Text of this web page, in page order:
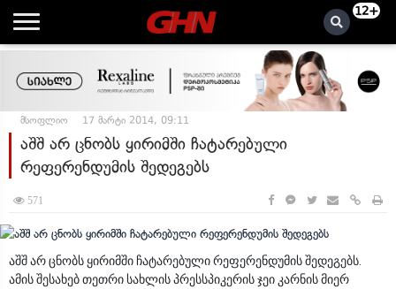
12+
მსოფლიო 17 მარტი 2014, 09:11
აშშ არ ცნობს ყირიმში ჩატარებული
რეფერენდუმის შედეგებს
571
აშშ არ ცნობს ყირიმში ჩატარებული რეფერენდუმის შედეგებს.
ამის შესახებ თეთრი სახლის პრესსპიკერის ჯეი კარნის მიერ